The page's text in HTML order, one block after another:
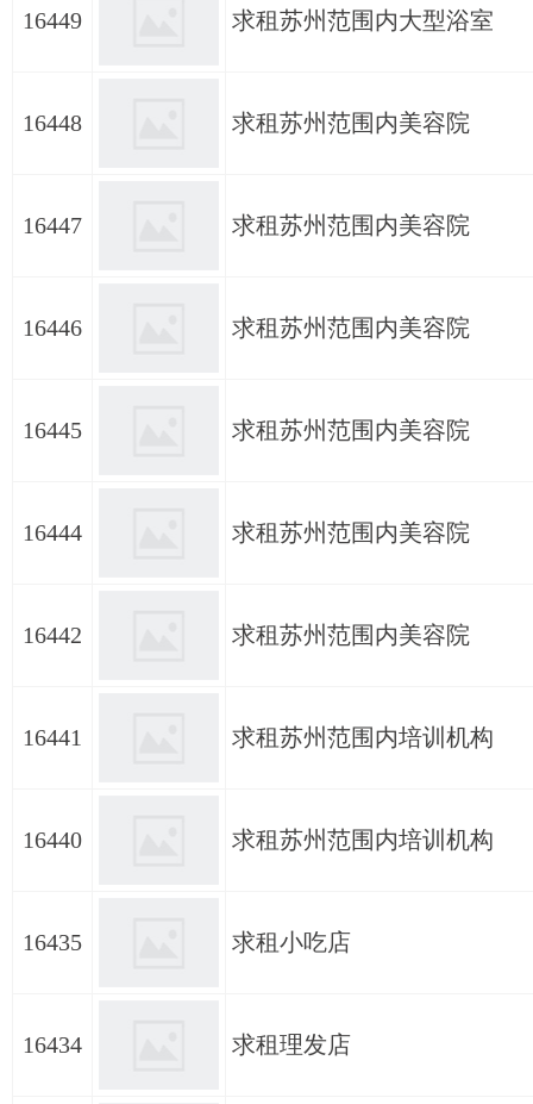
16449 求租苏州范围内大型浴室
16448 求租苏州范围内美容院
16447 求租苏州范围内美容院
16446 求租苏州范围内美容院
16445 求租苏州范围内美容院
16444 求租苏州范围内美容院
16442 求租苏州范围内美容院
16441 求租苏州范围内培训机构
16440 求租苏州范围内培训机构
16435 求租小吃店
16434 求租理发店